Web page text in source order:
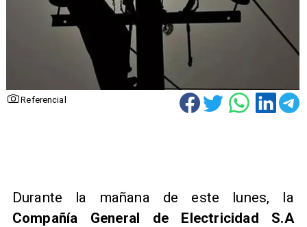
Referencial
Durante la mañana de este lunes, la
Compañía General de Electricidad S.A